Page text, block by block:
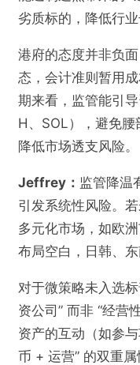
下一波牛市发动
欺诈
不实信息
劣质标的，降低行业
港府的态度并非负
态，会计准则暂用
期来看，监管能引
H、SOL），避免腰
降低市场透支风险。
Jeffrey： 监管降温
引发系统性风险。
多元化市场，如欧
布局空白，日韩、
对于微策略未入选
资公司” 而非 “经营
资产的互动（如参
币 + 运营” 的双重属